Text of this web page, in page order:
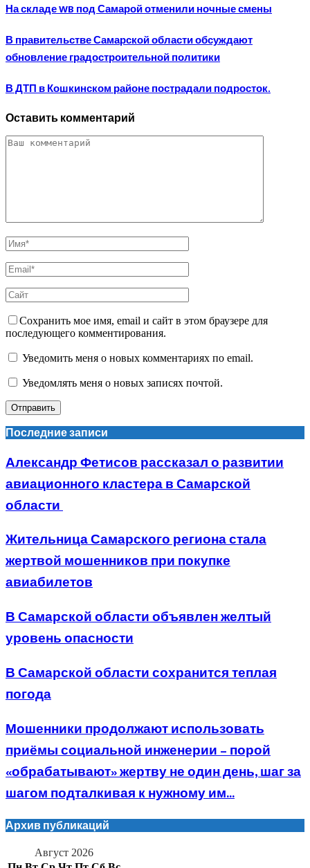
На складе WB под Самарой отменили ночные смены
В правительстве Самарской области обсуждают
обновление градостроительной политики
В ДТП в Кошкинском районе пострадали подросток.
Оставить комментарий
Сохранить мое имя, email и сайт в этом браузере для
последующего комментирования.
Уведомить меня о новых комментариях по email.
Уведомлять меня о новых записях почтой.
Последние записи
Александр Фетисов рассказал о развитии
авиационного кластера в Самарской
области
Жительница Самарского региона стала
жертвой мошенников при покупке
авиабилетов
В Самарской области объявлен желтый
уровень опасности
В Самарской области сохранится теплая
погода
Мошенники продолжают использовать
приёмы социальной инженерии – порой
«обрабатывают» жертву не один день, шаг за
шагом подталкивая к нужному им...
Архив публикаций
Август 2026